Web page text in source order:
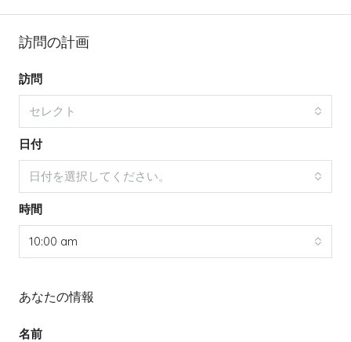
訪問の計画
訪問
セレクト
日付
日付を選択してください。
時間
10:00 am
あなたの情報
名前